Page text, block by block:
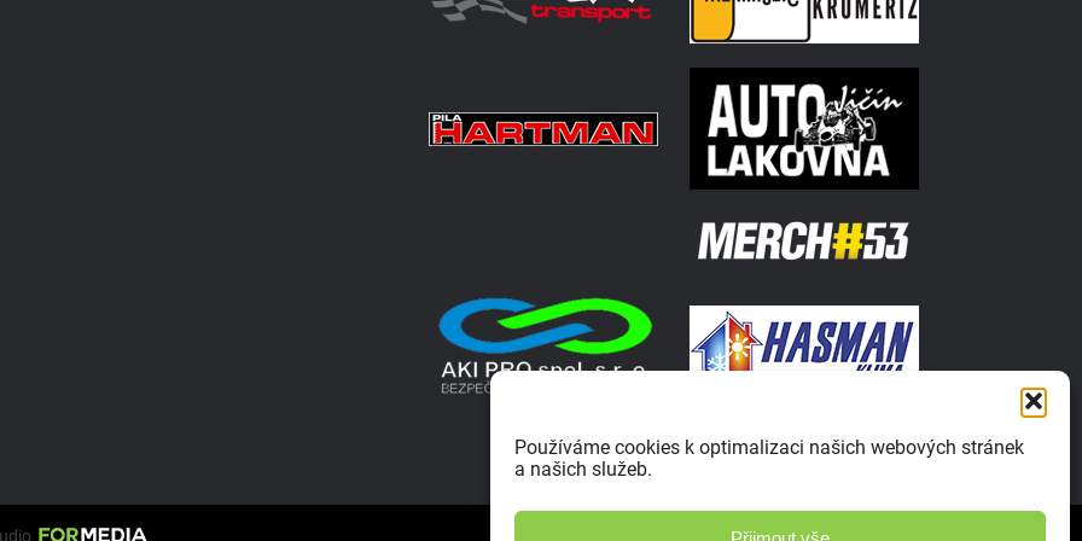
Používáme cookies k optimalizaci našich webových stránek
a našich služeb.
Zásady ochrany osobních údajů